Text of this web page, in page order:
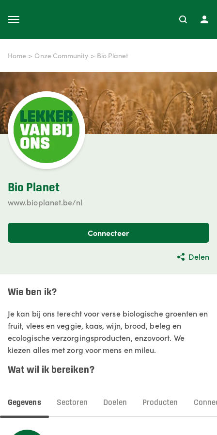
Home > Onze Community > Bio Planet
Bio Planet
www.bioplanet.be/nl
Connecteer
Delen
Wie ben ik?
Je kan bij ons terecht voor verse biologische groenten en
fruit, vlees en veggie, kaas, wijn, brood, beleg en
ecologische verzorgingsproducten, enzovoort. We
kiezen alles met zorg voor mens en mileu.
Wat wil ik bereiken?
Gegevens Sectoren Doelen Producten